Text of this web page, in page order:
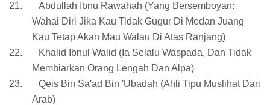
21.
Abdullah Ibnu Rawahah (Yang Bersemboyan:
Wahai Diri Jika Kau Tidak Gugur Di Medan Juang
Kau Tetap Akan Mau Walau Di Atas Ranjang)
22.
Khalid Ibnul Walid (Ia Selalu Waspada, Dan Tidak
Membiarkan Orang Lengah Dan Alpa)
23.
Qeis Bin Sa'ad Bin 'Ubadah (Ahli Tipu Muslihat Dari
Arab)